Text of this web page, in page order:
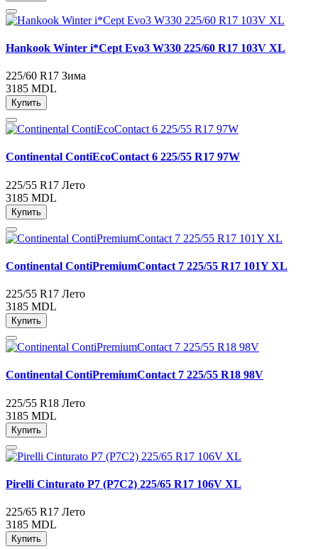
Hankook Winter i*Cept Evo3 W330 225/60 R17 103V XL
225/60 R17 Зима
3185 MDL
Купить
Continental ContiEcoContact 6 225/55 R17 97W
225/55 R17 Лето
3185 MDL
Купить
Continental ContiPremiumContact 7 225/55 R17 101Y XL
225/55 R17 Лето
3185 MDL
Купить
Continental ContiPremiumContact 7 225/55 R18 98V
225/55 R18 Лето
3185 MDL
Купить
Pirelli Cinturato P7 (P7C2) 225/65 R17 106V XL
225/65 R17 Лето
3185 MDL
Купить